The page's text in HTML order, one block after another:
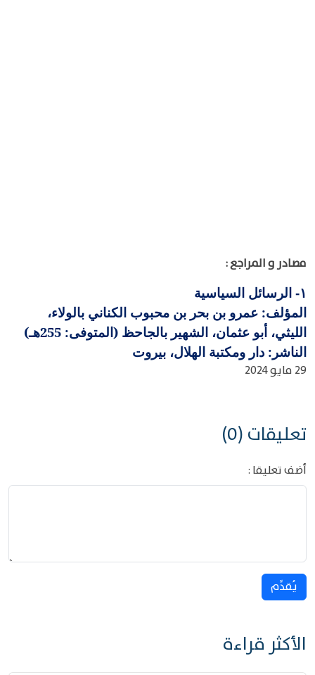
مصادر و المراجع :
١-
الرسائل السياسية
المؤلف: عمرو بن بحر بن محبوب الكناني بالولاء،
الليثي، أبو عثمان، الشهير بالجاحظ (المتوفى: 255هـ)
الناشر: دار ومكتبة الهلال، بيروت
29 مايو 2024
تعليقات (0)
أضف تعليقا :
يُقدِّم
الأكثر قراءة